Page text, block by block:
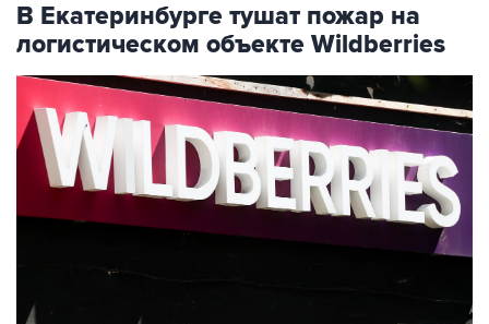
В Екатеринбурге тушат пожар на
логистическом объекте Wildberries